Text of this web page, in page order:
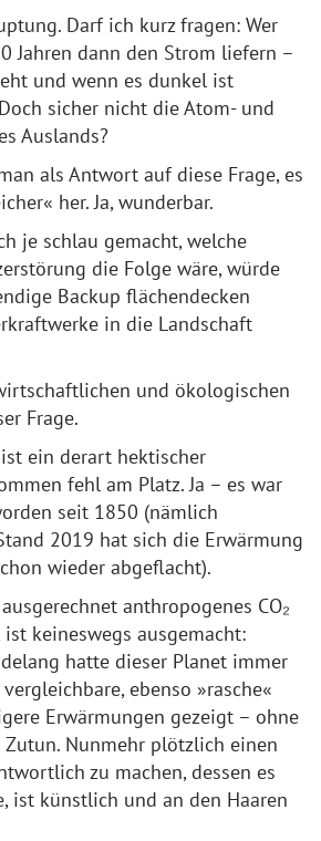
Darf ich kurz fragen: Wer
Jahren dann den Strom liefern –
und wenn es dunkel ist
sicher nicht die Atom- und
Auslands?
als Antwort auf diese Frage, es
her. Ja, wunderbar.
je schlau gemacht, welche
die Folge wäre, würde
Backup flächendecken
in die Landschaft
und ökologischen
Frage.
ein derart hektischer
fehl am Platz. Ja – es war
seit 1850 (nämlich
2019 hat sich die Erwärmung
wieder abgeflacht).
anthropogenes CO₂
keineswegs ausgemacht:
hatte dieser Planet immer
ebenso »rasche«
Erwärmungen gezeigt – ohne
Nunmehr plötzlich einen
zu machen, dessen es
ist künstlich und an den Haaren